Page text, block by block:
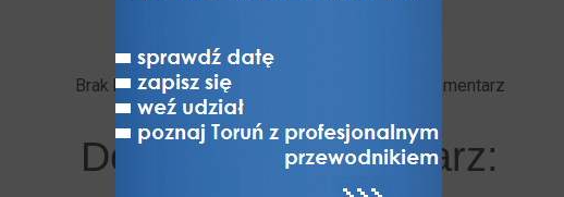
Brak komentarzy. Bądź pierwszy - dodaj swój komentarz
Dodaj swój komentarz: